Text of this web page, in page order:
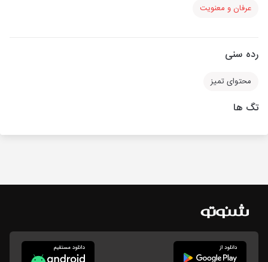
عرفان و معنویت
رده سنی
محتوای تمیز
تگ ها